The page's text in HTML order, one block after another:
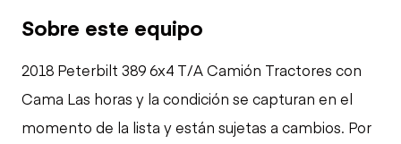
Sobre este equipo
2018 Peterbilt 389 6x4 T/A Camión Tractores con
Cama Las horas y la condición se capturan en el
momento de la lista y están sujetas a cambios. Por